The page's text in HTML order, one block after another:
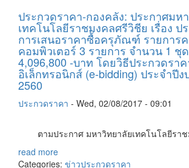
ประกวดราคา-กองคลัง: ประกาศมห
เทคโนโลยีราชมงคลศรีวิชีย เรื่อง ป
การเสนอราคาซื้อครุภัณฑ์ รายกา
คอมพิวเตอร์ 3 รายการ จำนวน 1 ชุ
4,096,800 -บาท โดยวิธีประกวดรา
อิเล็กทรอนิกส์ (e-bidding) ประจำปี
2560
ประกวดราคา - Wed, 02/08/2017 - 09:01
ตามประกาศ มหาวิทยาลัยเทคโนโลยีรา
read more
Categories: ข่าวประกวดราคา